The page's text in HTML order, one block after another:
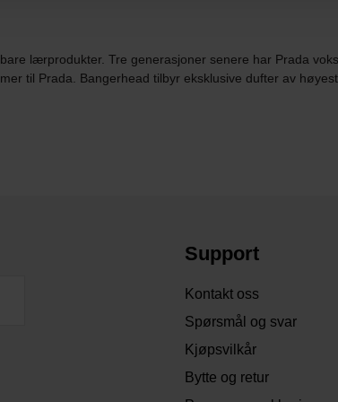
lærprodukter. Tre generasjoner senere har Prada
til Prada. Bangerhead tilbyr eksklusive dufter av
Support
Kontakt oss
Spørsmål og svar
Kjøpsvilkår
Bytte og retur